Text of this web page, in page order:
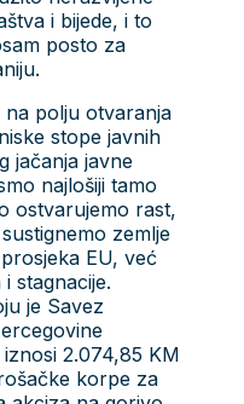
i bijede, i to
posto za
na polju otvaranja
stope javnih
jačanja javne
najlošiji tamo
ostvarujemo rast,
zemlje
EU, već
stagnacije.
je Savez
2.074,85 KM
korpe za